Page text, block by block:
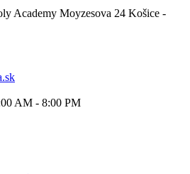
Academy Moyzesova 24 Košice -
AM - 8:00 PM